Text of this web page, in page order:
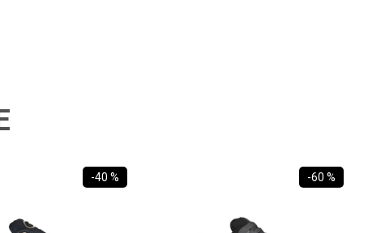
-40 % -60 %